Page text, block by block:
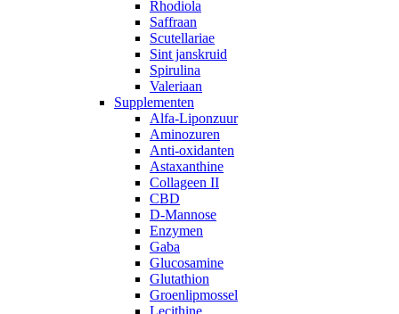
Rhodiola
Saffraan
Scutellariae
Sint janskruid
Spirulina
Valeriaan
Supplementen
Alfa-Liponzuur
Aminozuren
Anti-oxidanten
Astaxanthine
Collageen II
CBD
D-Mannose
Enzymen
Gaba
Glucosamine
Glutathion
Groenlipmossel
Lecithine